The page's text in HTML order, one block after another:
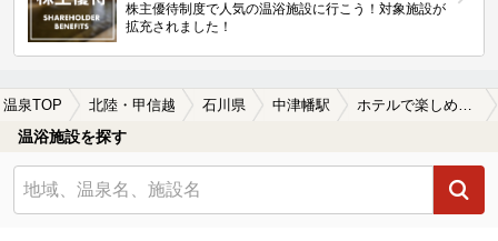
株主優待制度で人気の温浴施設に行こう！対象施設が
拡充されました！
温泉TOP 北陸・甲信越 石川県 中津幡駅 ホテルで楽しめる中津幡駅近くの温泉、日帰り温泉、スーパー銭湯おすすめ
温浴施設を探す